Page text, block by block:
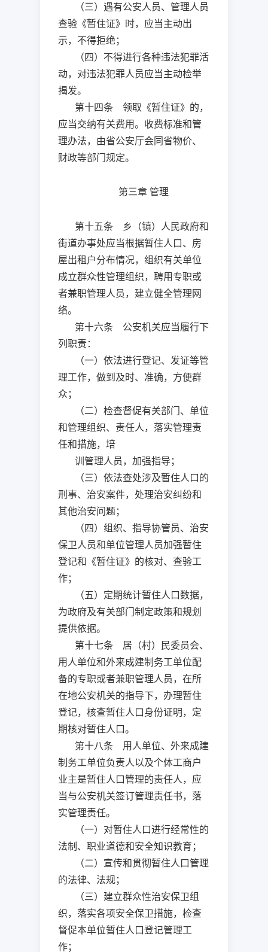
（三）遇有公安人员、管理人员
查验《暂住证》时，应当主动出
示，不得拒绝；
（四）不得进行各种违法犯罪活
动，对违法犯罪人员应当主动检举
揭发。
第十四条 领取《暂住证》的，
应当交纳有关费用。收费标准和管
理办法，由省公安厅会同省物价、
财政等部门规定。
第三章 管理
第十五条 乡（镇）人民政府和
街道办事处应当根据暂住人口、房
屋出租户分布情况，组织有关单位
成立群众性管理组织，聘用专职或
者兼职管理人员，建立健全管理网
络。
第十六条 公安机关应当履行下
列职责：
（一）依法进行登记、发证等管
理工作，做到及时、准确，方便群
众；
（二）检查督促有关部门、单位
和管理组织、责任人，落实管理责
任和措施，培
训管理人员，加强指导；
（三）依法查处涉及暂住人口的
刑事、治安案件，处理治安纠纷和
其他治安问题；
（四）组织、指导协管员、治安
保卫人员和单位管理人员加强暂住
登记和《暂住证》的核对、查验工
作；
（五）定期统计暂住人口数据，
为政府及有关部门制定政策和规划
提供依据。
第十七条 居（村）民委员会、
用人单位和外来成建制务工单位配
备的专职或者兼职管理人员，在所
在地公安机关的指导下，办理暂住
登记，核查暂住人口身份证明，定
期核对暂住人口。
第十八条 用人单位、外来成建
制务工单位负责人以及个体工商户
业主是暂住人口管理的责任人，应
当与公安机关签订管理责任书，落
实管理责任。
（一）对暂住人口进行经常性的
法制、职业道德和安全知识教育；
（二）宣传和贯彻暂住人口管理
的法律、法规；
（三）建立群众性治安保卫组
织，落实各项安全保卫措施，检查
督促本单位暂住人口登记管理工
作；